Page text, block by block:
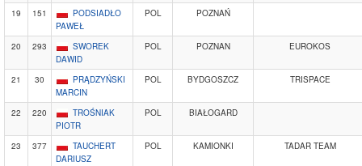
19 151
PODSIADŁO
PAWEŁ
POL POZNAŃ
20 293
SWOREK
DAWID
POL POZNAN EUROKOS
21 30
PRĄDZYŃSKI
MARCIN
POL BYDGOSZCZ TRISPACE
22 220
TROŚNIAK
PIOTR
POL BIAŁOGARD
23 377
TAUCHERT
DARIUSZ
POL KAMIONKI TADAR TEAM